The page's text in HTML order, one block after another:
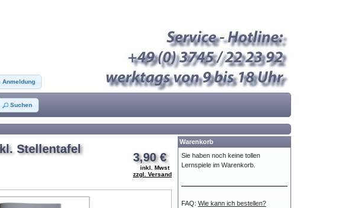
Anmeldung
Suchen
3,90 €
inkl. Mwst
zzgl. Versand
Stellentafel
Warenkorb
Sie haben noch keine tollen
Lernspiele im Warenkorb.
FAQ: Wie kann ich bestellen?